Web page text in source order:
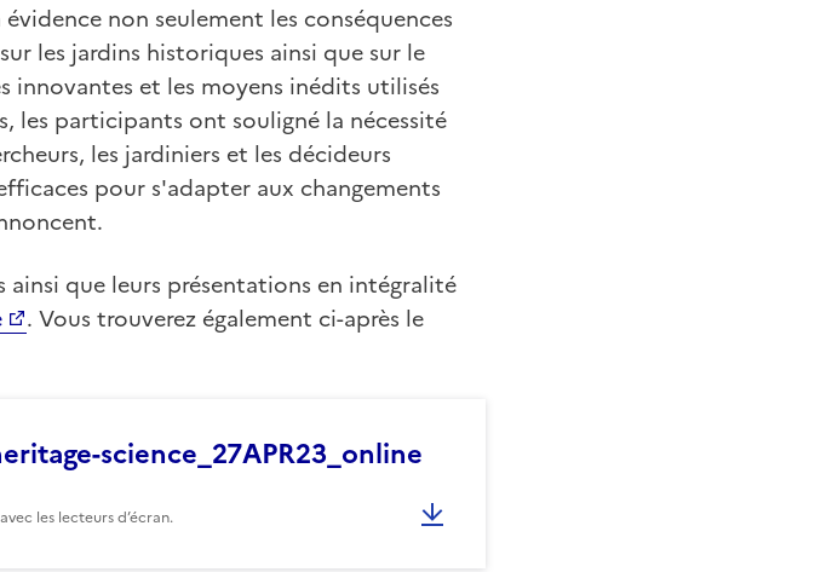
non seulement les conséquences
les jardins historiques ainsi que sur le
innovantes et les moyens inédits utilisés
les participants ont souligné la nécessité
les jardiniers et les décideurs
pour s'adapter aux changements
que leurs présentations en intégralité
. Vous trouverez également ci-après le
science_27APR23_online
les lecteurs d’écran.